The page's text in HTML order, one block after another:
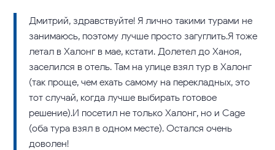
Дмитрий, здравствуйте! Я лично такими турами не
занимаюсь, поэтому лучше просто загуглить.Я тоже
летал в Халонг в мае, кстати. Долетел до Ханоя,
заселился в отель. Там на улице взял тур в Халонг
(так проще, чем ехать самому на перекладных, это
тот случай, когда лучше выбирать готовое
решение).И посетил не только Халонг, но и Саge
(оба тура взял в одном месте). Остался очень
доволен!